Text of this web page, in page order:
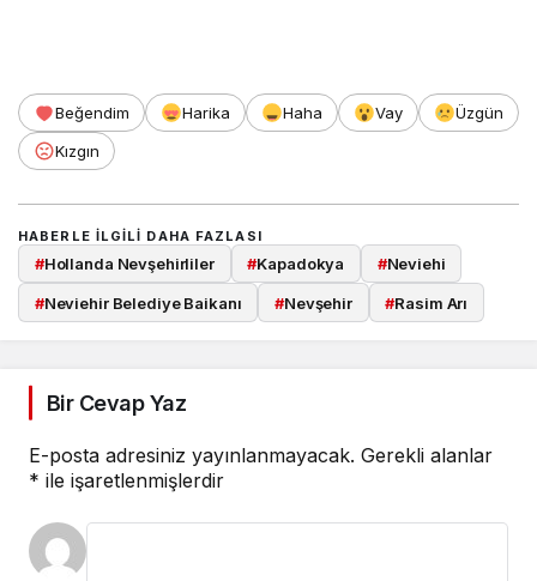
Beğendim Harika Haha Vay
Üzgün
Kızgın
HABERLE ILGILI DAHA FAZLASI
#Hollanda Nevşehirliler #Kapadokya #Neviehi
#Neviehir Belediye Baikanı #Nevşehir #Rasim Arı
Bir Cevap Yaz
E-posta adresiniz yayınlanmayacak. Gerekli alanlar
* ile işaretlenmişlerdir